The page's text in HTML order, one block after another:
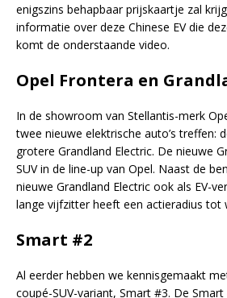
enigszins behapbaar prijskaartje zal
informatie over deze Chinese EV die
komt de onderstaande video.
Opel Frontera en
In de showroom van Stellantis-merk
twee nieuwe elektrische auto’s treffen:
grotere Grandland Electric. De nieuwe
SUV in de line-up van Opel. Naast de
nieuwe Grandland Electric ook als EV-
lange vijfzitter heeft een actieradius tot
Smart #2
Al eerder hebben we kennisgemaakt
coupé-SUV-variant, Smart #3. De